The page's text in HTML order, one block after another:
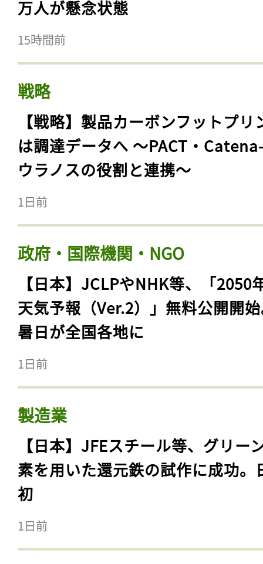
万人が懸念状態
15時間前
戦略
【戦略】製品カーボンフットプリ
は調達データへ 〜PACT・
ウラノスの役割と連携〜
1日前
政府・国際機関・NGO
【日本】JCLPやNHK等、「2050
天気予報（Ver.2）」無料公開開
暑日が全国各地に
1日前
製造業
【日本】JFEスチール等、グリー
素を用いた還元鉄の試作に成功。
初
1日前